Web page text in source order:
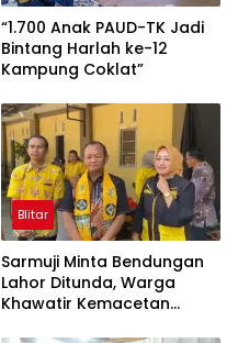
“1.700 Anak PAUD-TK Jadi
Bintang Harlah ke-12
Kampung Coklat”
Blitar
Sarmuji Minta Bendungan
Lahor Ditunda, Warga
Khawatir Kemacetan